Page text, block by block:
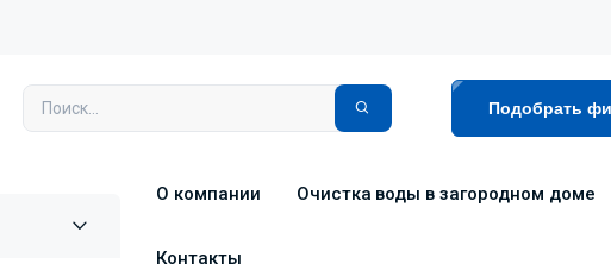
Подобрать
О компании Очистка воды в загородном доме
Контакты